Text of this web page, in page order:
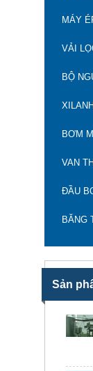
MÁY
VẢI
BỘ
BƠM
VAN
ĐẦU
BĂNG
Sản